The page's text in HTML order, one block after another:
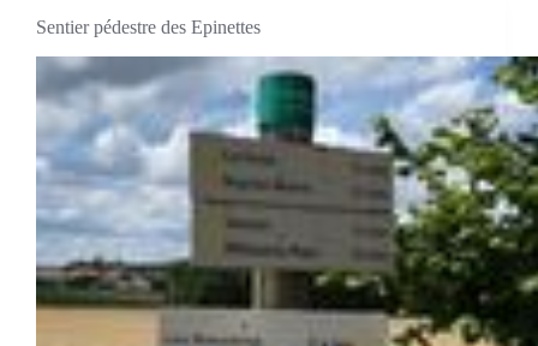
Sentier pédestre des Epinettes